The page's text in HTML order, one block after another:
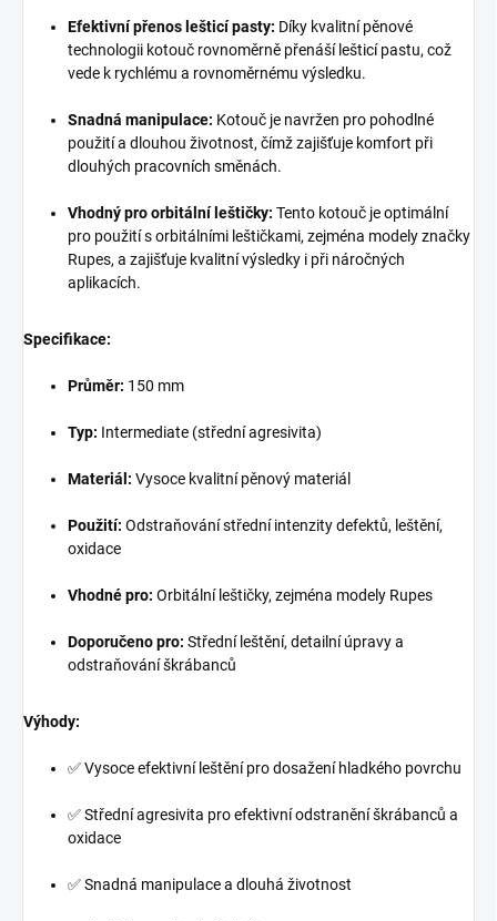
Efektivní přenos lešticí pasty: Díky kvalitní pěnové
technologii kotouč rovnoměrně přenáší lešticí pastu, což
vede k rychlému a rovnoměrnému výsledku.
Snadná manipulace: Kotouč je navržen pro pohodlné
použití a dlouhou životnost, čímž zajišťuje komfort při
dlouhých pracovních směnách.
Vhodný pro orbitální leštičky: Tento kotouč je optimální
pro použití s orbitálními leštičkami, zejména modely značky
Rupes, a zajišťuje kvalitní výsledky i při náročných
aplikacích.
Specifikace:
Průměr: 150 mm
Typ: Intermediate (střední agresivita)
Materiál: Vysoce kvalitní pěnový materiál
Použití: Odstraňování střední intenzity defektů, leštění,
oxidace
Vhodné pro: Orbitální leštičky, zejména modely Rupes
Doporučeno pro: Střední leštění, detailní úpravy a
odstraňování škrábanců
Výhody:
✅ Vysoce efektivní leštění pro dosažení hladkého povrchu
✅ Střední agresivita pro efektivní odstranění škrábanců a
oxidace
✅ Snadná manipulace a dlouhá životnost